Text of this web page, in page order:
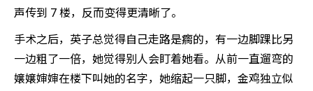
声传到 7 楼，反而变得更清晰了。
手术之后，英子总觉得自己走路是瘸的，有一边脚踝比另
一边粗了一倍，她觉得别人会盯着她看。从前一直遛弯的
嬢嬢婶婶在楼下叫她的名字，她缩起一只脚，金鸡独立似